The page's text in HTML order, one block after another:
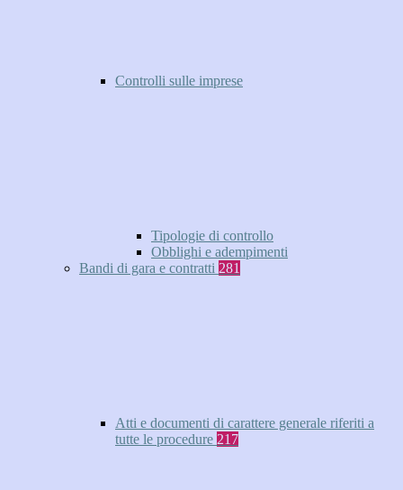
Controlli sulle imprese
Tipologie di controllo
Obblighi e adempimenti
Bandi di gara e contratti 281
Atti e documenti di carattere generale riferiti a
tutte le procedure 217